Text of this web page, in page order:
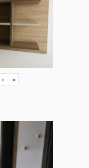
› »